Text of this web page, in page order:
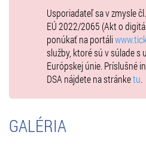
Usporiadateľ sa v zmysle
EÚ 2022/2065 (Akt o
ponúkať na portáli
služby, ktoré sú v súlade
Európskej únie. Príslušné
DSA nájdete na stránketu.
GALÉRIA